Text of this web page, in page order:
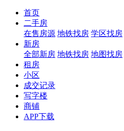
首页
二手房
在售房源 地铁找房 学区找房
新房
全部新房 地铁找房 地图找房
租房
小区
成交记录
写字楼
商铺
APP下载